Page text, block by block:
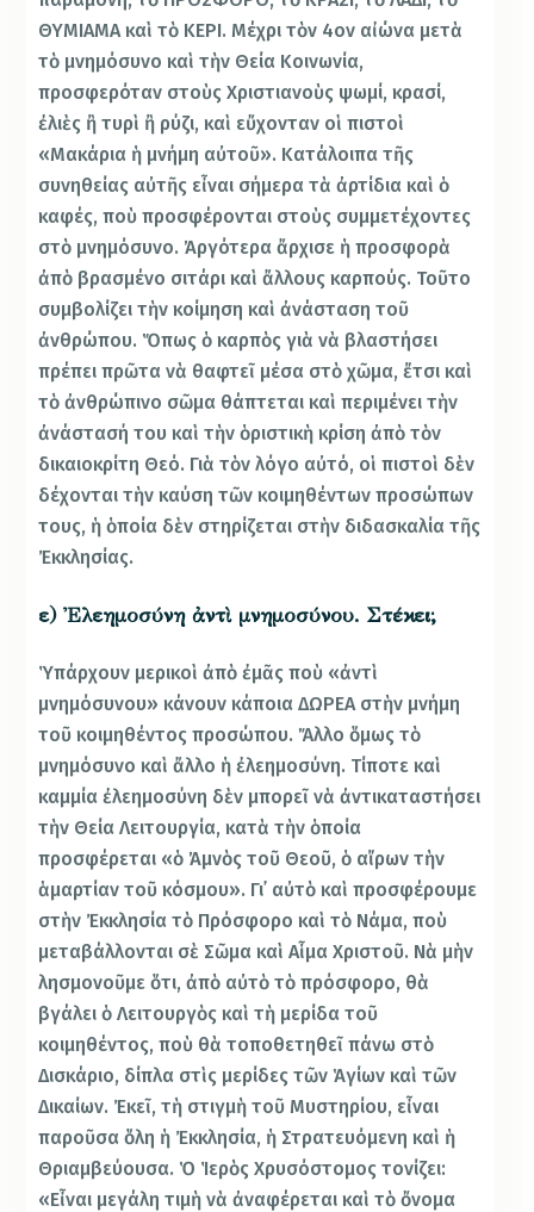
ΘΥΜΙΑΜΑ καὶ τὸ ΚΕΡΙ. Μέχρι τὸν 4ον αἰώνα μετὰ
τὸ μνημόσυνο καὶ τὴν Θεία Κοινωνία,
προσφερόταν στοὺς Χριστιανοὺς ψωμί, κρασί,
ἐλιὲς ἢ τυρὶ ἢ ρύζι, καὶ εὔχονταν οἱ πιστοὶ
«Μακάρια ἡ μνήμη αὐτοῦ». Κατάλοιπα τῆς
συνηθείας αὐτῆς εἶναι σήμερα τὰ ἀρτίδια καὶ ὁ
καφές, ποὺ προσφέρονται στοὺς συμμετέχοντες
στὸ μνημόσυνο. Ἀργότερα ἄρχισε ἡ προσφορὰ
ἀπὸ βρασμένο σιτάρι καὶ ἄλλους καρπούς. Τοῦτο
συμβολίζει τὴν κοίμηση καὶ ἀνάσταση τοῦ
ἀνθρώπου. Ὅπως ὁ καρπὸς γιὰ νὰ βλαστήσει
πρέπει πρῶτα νὰ θαφτεῖ μέσα στὸ χῶμα, ἔτσι καὶ
τὸ ἀνθρώπινο σῶμα θάπτεται καὶ περιμένει τὴν
ἀνάστασή του καὶ τὴν ὁριστικὴ κρίση ἀπὸ τὸν
δικαιοκρίτη Θεό. Γιὰ τὸν λόγο αὐτό, οἱ πιστοὶ δὲν
δέχονται τὴν καύση τῶν κοιμηθέντων προσώπων
τους, ἡ ὁποία δὲν στηρίζεται στὴν διδασκαλία τῆς
Ἐκκλησίας.
ε) Ἐλεημοσύνη ἀντὶ μνημοσύνου. Στέκει;
Ὑπάρχουν μερικοὶ ἀπὸ ἐμᾶς ποὺ «ἀντὶ
μνημόσυνου» κάνουν κάποια ΔΩΡΕΑ στὴν μνήμη
τοῦ κοιμηθέντος προσώπου. Ἄλλο ὅμως τὸ
μνημόσυνο καὶ ἄλλο ἡ ἐλεημοσύνη. Τίποτε καὶ
καμμία ἐλεημοσύνη δὲν μπορεῖ νὰ ἀντικαταστήσει
τὴν Θεία Λειτουργία, κατὰ τὴν ὁποία
προσφέρεται «ὁ Ἀμνὸς τοῦ Θεοῦ, ὁ αἴρων τὴν
ἁμαρτίαν τοῦ κόσμου». Γι᾿ αὐτὸ καὶ προσφέρουμε
στὴν Ἐκκλησία τὸ Πρόσφορο καὶ τὸ Νάμα, ποὺ
μεταβάλλονται σὲ Σῶμα καὶ Αἷμα Χριστοῦ. Νὰ μὴν
λησμονοῦμε ὅτι, ἀπὸ αὐτὸ τὸ πρόσφορο, θὰ
βγάλει ὁ Λειτουργὸς καὶ τὴ μερίδα τοῦ
κοιμηθέντος, ποὺ θὰ τοποθετηθεῖ πάνω στὸ
Δισκάριο, δίπλα στὶς μερίδες τῶν Ἁγίων καὶ τῶν
Δικαίων. Ἐκεῖ, τὴ στιγμὴ τοῦ Μυστηρίου, εἶναι
παροῦσα ὅλη ἡ Ἐκκλησία, ἡ Στρατευόμενη καὶ ἡ
Θριαμβεύουσα. Ὁ Ἱερὸς Χρυσόστομος τονίζει:
«Εἶναι μεγάλη τιμὴ νὰ ἀναφέρεται καὶ τὸ ὄνομα